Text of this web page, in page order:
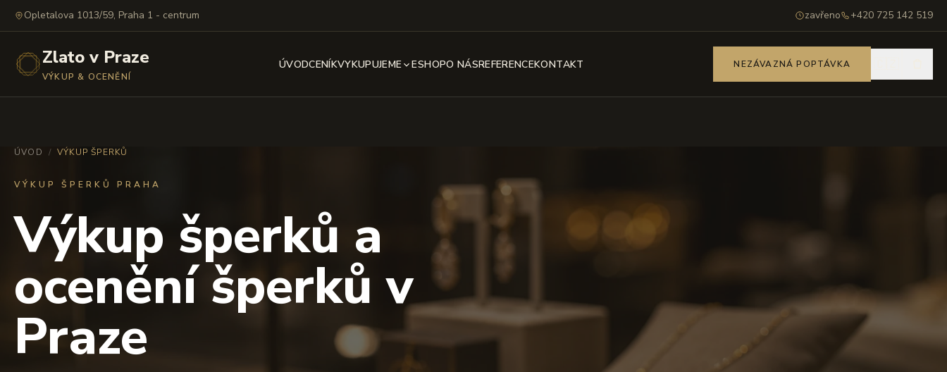
Opletalova 1013/59, Praha 1 - centrum zavřeno +420 725 142 519
Zlato v Praze
VÝKUP & OCENĚNÍ
ÚVODCENÍKVYKUPUJEME ESHOPO NÁSREFERENCEKONTAKT NEZÁVAZNÁ POPTÁVKA
ÚVOD / VÝKUP ŠPERKŮ
VÝKUP ŠPERKŮ PRAHA
Výkup šperků a
ocenění šperků v
Praze